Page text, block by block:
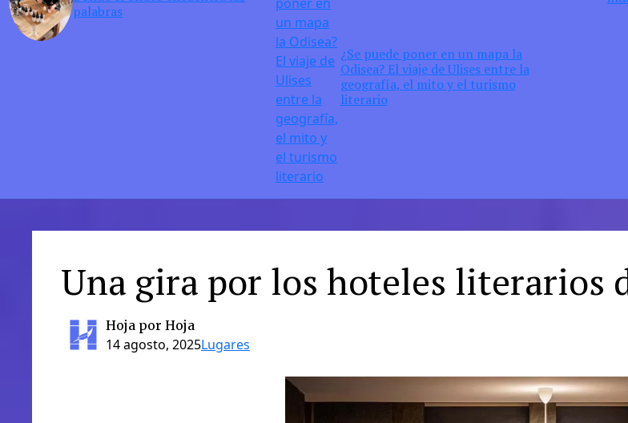
palabras
¿Se puede poner en un mapa la
Odisea? El viaje de Ulises entre la
geografía, el mito y el turismo
literario
Una gira por los hoteles literarios
Hoja por Hoja
14 agosto, 2025Lugares